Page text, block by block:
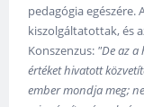
pedagógia egészére.
kiszolgáltatottak, és
Konszenzus: "De az
értéket hivatott
ember mondja meg;